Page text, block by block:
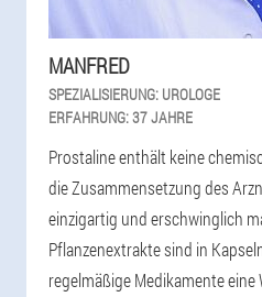
MANFRED
SPEZIALISIERUNG: UROLOGE
ERFAHRUNG:37 JAHRE
Prostaline enthält keine
die Zusammensetzung des
einzigartig und erschwinglich
Pflanzenextrakte sind in
regelmäßige Medikamente